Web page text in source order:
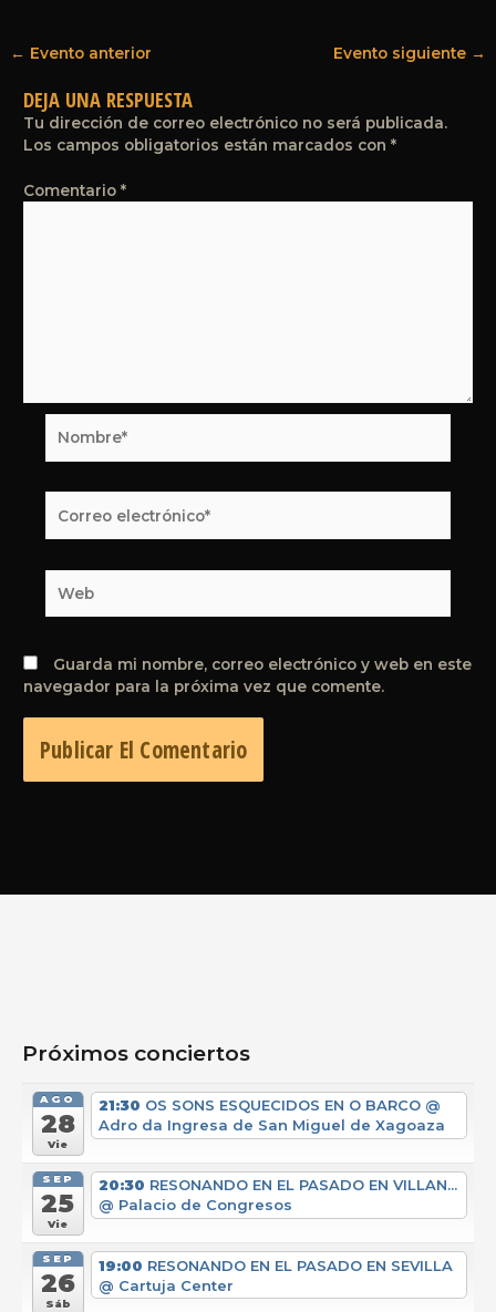
← Evento anterior Evento siguiente →
DEJA UNA RESPUESTA
Tu dirección de correo electrónico no será publicada.
Los campos obligatorios están marcados con*
Comentario*
electrónico*
Guarda mi nombre, correo electrónico y web en este
navegador para la próxima vez que comente.
Próximos conciertos
AGO
28
Vie
21:30 OS SONS ESQUECIDOS EN O BARCO @
Adro da Ingresa de San Miguel de Xagoaza
SEP
25
Vie
20:30 RESONANDO EN EL PASADO EN VILLAN...
@ Palacio de Congresos
SEP
26
Sáb
19:00 RESONANDO EN EL PASADO EN SEVILLA
@ Cartuja Center